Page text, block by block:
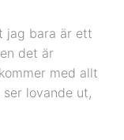
jag bara är ett
det är
med allt
lovande ut,